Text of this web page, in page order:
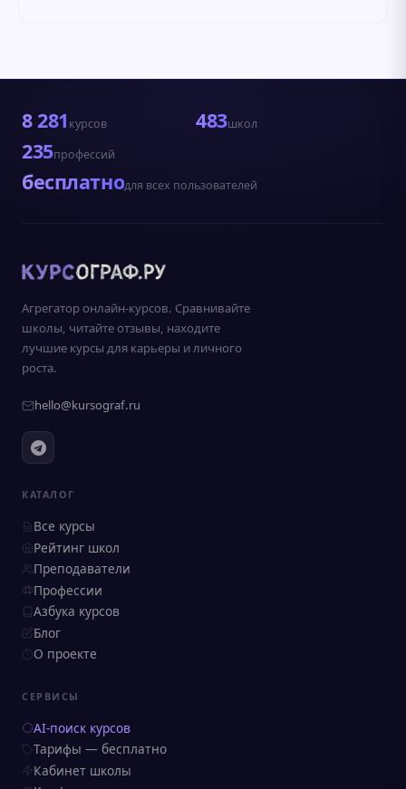
8 281 курсов 483школ
235профессий
бесплатнодля всех пользователей
Агрегатор онлайн-курсов. Сравнивайте
школы, читайте отзывы, находите
лучшие курсы для карьеры и личного
роста.
hello@kursograf.ru
КАТАЛОГ
Все курсы
Рейтинг школ
Преподаватели
Профессии
Азбука курсов
Блог
О проекте
СЕРВИСЫ
AI-поиск курсов
Тарифы — бесплатно
Кабинет школы